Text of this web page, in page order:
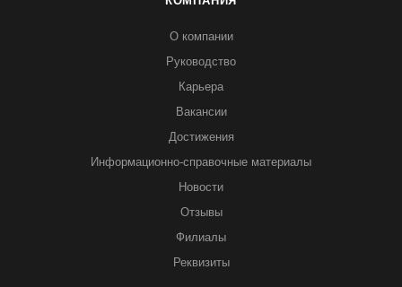
О компании
Руководство
Карьера
Вакансии
Достижения
Информационно-справочные материалы
Новости
Отзывы
Филиалы
Реквизиты